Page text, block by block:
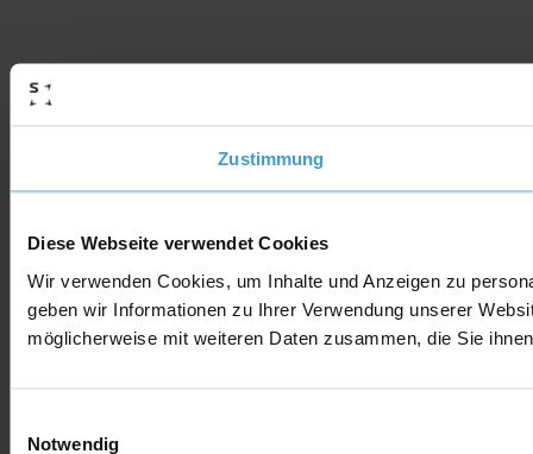
Zustimmung
Diese Webseite verwendet Cookies
Wir verwenden Cookies, um Inhalte und Anzeigen zu
geben wir Informationen zu Ihrer Verwendung unserer
möglicherweise mit weiteren Daten zusammen, die Sie
Notwendig